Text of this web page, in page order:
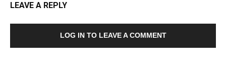
LEAVE A REPLY
LOG IN TO LEAVE A COMMENT